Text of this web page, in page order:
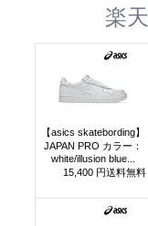
楽